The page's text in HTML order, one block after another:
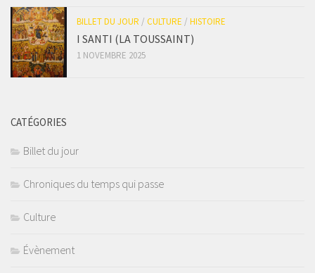
BILLET DU JOUR / CULTURE / HISTOIRE
I SANTI (LA TOUSSAINT)
1 NOVEMBRE 2025
CATÉGORIES
Billet du jour
Chroniques du temps qui passe
Culture
Évènement